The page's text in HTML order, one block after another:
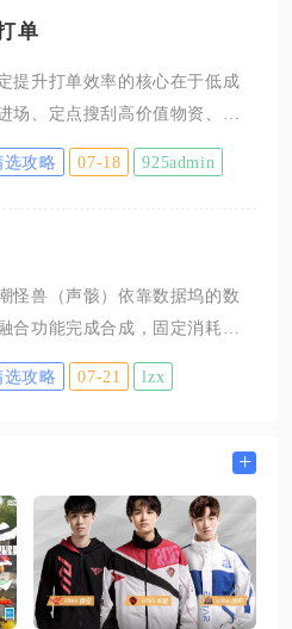
流：冷静之靴、回响之杖、痛
支配者。两套配置适配大部分
，可根据敌方英雄属性灵活调
备顺序，铭文若无特殊需求无
伤害不会被基础魔抗抵消，狩
升移动速度，方便清线之后快
单
提升打单效率的核心在于低成
场、定点搜刮高价值物资、控
局时长，搭配交易行物资套利
叠加收益，兼顾单局产出与整
定选择红狼，位移与烟雾技能
速脱离交战区域，防具仅佩戴
听力头盔与破损二级护甲，背
G18消音手枪仅作应急自卫，整套
投入极低，即便对局失利也不
成大额亏损。地图优先锁定零
坝，整体面积偏小、高价
选攻略 07-18 925admin
怪兽（声骸）依靠数据坞的数
合功能完成合成，固定消耗五
强化的低品质声骸，可随机产
高稀有度的怪兽声骸，合理调
型怪兽的核心途径。合成操作
位于数据坞主界面的数据融合
，进入页面后先清空背包内带
化等级、已镶嵌词条的声骸，
选攻略 07-21 lzx
+